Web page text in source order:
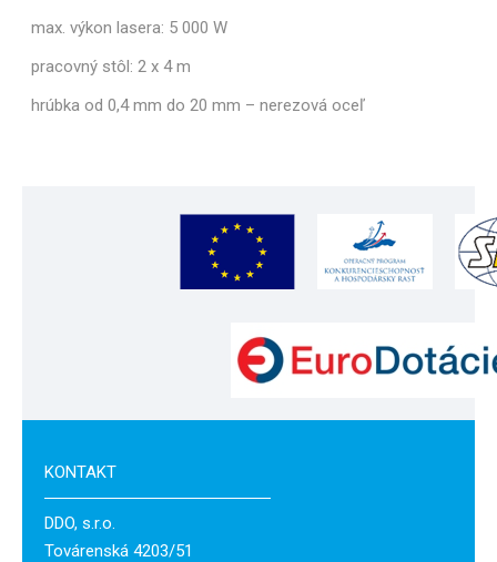
max. výkon lasera: 5 000 W
pracovný stôl: 2 x 4 m
hrúbka od 0,4 mm do 20 mm – nerezová oceľ
KONTAKT
DDO, s.r.o.
Továrenská 4203/51